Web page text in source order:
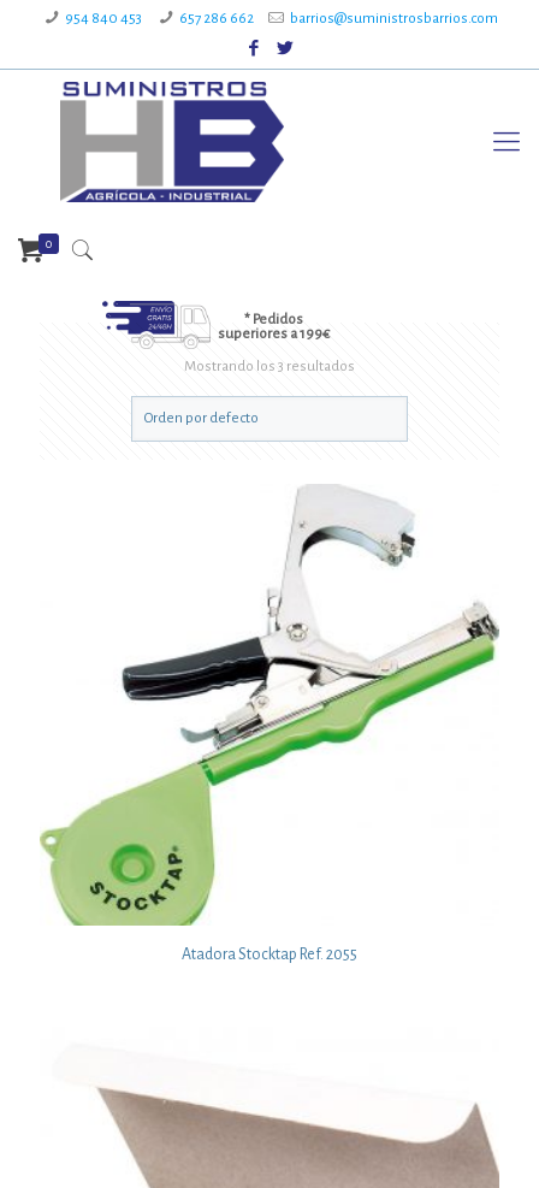
954 840 453 657 286 662 barrios@suministrosbarrios.com
* Pedidos
superiores a 199€
0
Mostrando los 3 resultados
Atadora Stocktap Ref. 2055